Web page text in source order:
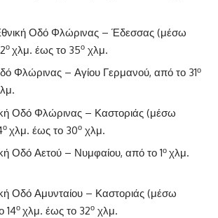
Οδό Φλώρινας – Έδεσσας (μέσω
ο χλμ. έως το 35ο χλμ.
Φλώρινας – Αγίου Γερμανού, από το 31ο
Οδό Φλώρινας – Καστοριάς (μέσω
ο χλμ. έως το 30ο χλμ.
Οδό Αετού – Νυμφαίου, από το 1ο χλμ.
Οδό Αμυνταίου – Καστοριάς (μέσω
14ο χλμ. έως το 32ο χλμ.